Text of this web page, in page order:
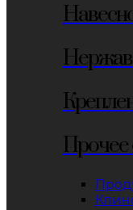
Прочее